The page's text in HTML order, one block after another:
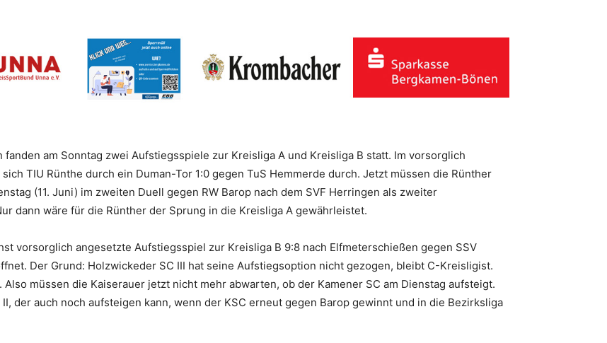
fanden am Sonntag zwei Aufstiegsspiele zur Kreisliga A und Kreisliga B statt. Im vorsorglich
TIU Rünthe durch ein Duman-Tor 1:0 gegen TuS Hemmerde durch. Jetzt müssen die Rünther
(11. Juni) im zweiten Duell gegen RW Barop nach dem SVF Herringen als zweiter
dann wäre für die Rünther der Sprung in die Kreisliga A gewährleistet.
vorsorglich angesetzte Aufstiegsspiel zur Kreisliga B 9:8 nach Elfmeterschießen gegen SSV
Der Grund: Holzwickeder SC III hat seine Aufstiegsoption nicht gezogen, bleibt C-Kreisligist.
müssen die Kaiserauer jetzt nicht mehr abwarten, ob der Kamener SC am Dienstag aufsteigt.
der auch noch aufsteigen kann, wenn der KSC erneut gegen Barop gewinnt und in die Bezirksliga